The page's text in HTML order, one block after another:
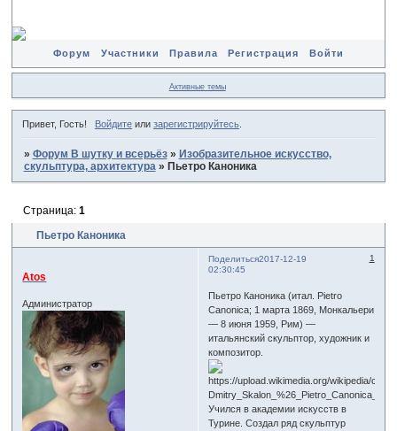
Форум Участники Правила Регистрация Войти
Активные темы
Привет, Гость! Войдитеили зарегистрируйтесь.
» Форум В шутку и всерьёз » Изобразительное искусство,
скульптура, архитектура » Пьетро Каноника
Пьетро Каноника
Страница: 1
Поделиться 1
2017-12-19
02:30:45
Atos
Администратор
Пьетро Каноника (итал. Pietro
Canonica; 1 марта 1869, Монкальери
— 8 июня 1959, Рим) —
итальянский скульптор, художник и
композитор.
Учился в академии искусств в
Турине. Создал ряд скульптур